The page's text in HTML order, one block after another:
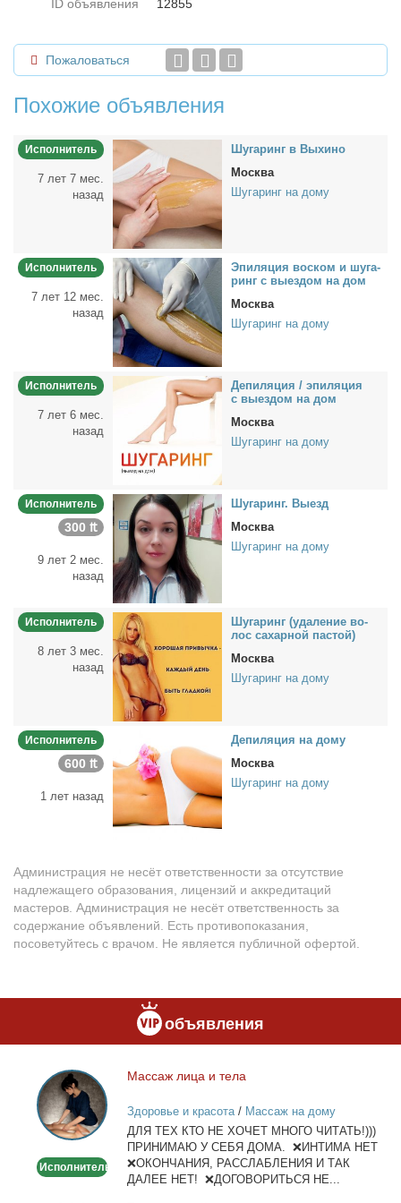
ID объявления 12855
Пожаловаться
Похожие объявления
Исполнитель
7 лет 7 мес.
назад
Шу­га­ринг в Вы­хи­но
Москва
Шугаринг на дому
Исполнитель
7 лет 12 мес.
назад
Эпи­ля­ция вос­ком и шу­га­
ринг с вы­ез­дом на дом
Москва
Шугаринг на дому
Исполнитель
7 лет 6 мес.
назад
Де­пи­ля­ция / эпи­ля­ция
с вы­ез­дом на дом
Москва
Шугаринг на дому
Исполнитель
300 ₶
9 лет 2 мес.
назад
Шу­га­ринг. Вы­езд
Москва
Шугаринг на дому
Исполнитель
8 лет 3 мес.
назад
Шу­га­ринг (уда­ле­ние во­
лос са­хар­ной пас­той)
Москва
Шугаринг на дому
Исполнитель
600 ₶
1 лет назад
Де­пи­ля­ция на до­му
Москва
Шугаринг на дому
Администрация не несёт ответственности за отсутствие
надлежащего образования, лицензий и аккредитаций
мастеров. Администрация не несёт ответственность за
содержание объявлений. Есть противопоказания,
посоветуйтесь с врачом. Не является публичной офертой.
объявления
Массаж
лица
и
тела
Исполнитель
Мас­саж ли­ца и те­ла
Здоровье и красота/ Массаж на дому
ДЛЯ ТЕХ КТО НЕ ХОЧЕТ МНОГО ЧИТАТЬ!)))
ПРИНИМАЮ У СЕБЯ ДОМА. ❌ИНТИМА НЕТ
❌ОКОНЧАНИЯ, РАССЛАБЛЕНИЯ И ТАК
ДАЛЕЕ НЕТ! ❌ДОГОВОРИТЬСЯ НЕ...